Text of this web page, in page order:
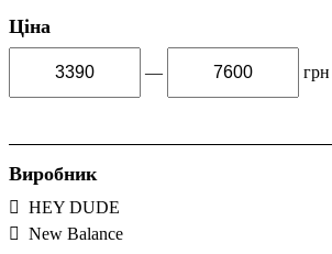
Ціна
— грн
Виробник
HEY DUDE
New Balance